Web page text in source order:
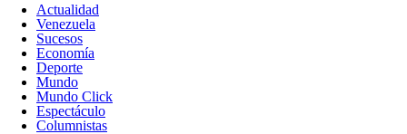
Actualidad
Venezuela
Sucesos
Economía
Deporte
Mundo
Mundo Click
Espectáculo
Columnistas